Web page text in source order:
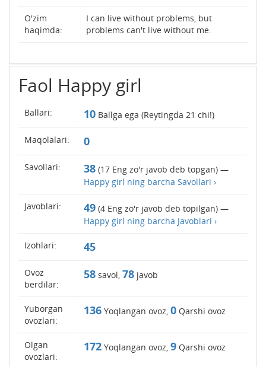
O'zim
haqimda:
I can live without problems, but
problems can't live without me.
Faol Happy girl
Ballari: 10 Ballga ega (Reytingda 21 chi!)
Maqolalari: 0
Savollari: 38 (17 Eng zo'r javob deb topgan) —
Happy girl ning barcha Savollari ›
Javoblari: 49 (4 Eng zo'r javob deb topilgan) —
Happy girl ning barcha Javoblari ›
Izohlari: 45
Ovoz
berdilar:
58 savol, 78 javob
Yuborgan
ovozlari:
136 Yoqlangan ovoz, 0 Qarshi ovoz
Olgan
ovozlari:
172 Yoqlangan ovoz, 9 Qarshi ovoz